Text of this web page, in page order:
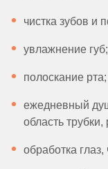
чистка зубов и
увлажнение губ;
полоскание рта;
ежедневный
область
обработка